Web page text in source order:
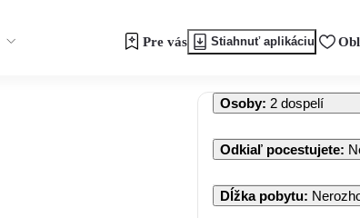
Pre vás Stiahnuť aplikáciu
Osoby: 2 dospelí
Odkiaľ pocestujete:
Dĺžka pobytu: